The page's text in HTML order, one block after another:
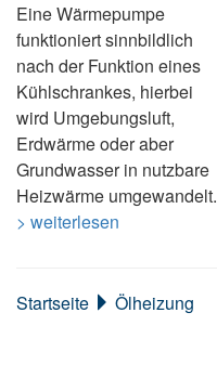
Eine Wärmepumpe
funktioniert sinnbildlich
nach der Funktion eines
Kühlschrankes, hierbei
wird Umgebungsluft,
Erdwärme oder aber
Grundwasser in nutzbare
Heizwärme umgewandelt.
> weiterlesen
Startseite Ölheizung